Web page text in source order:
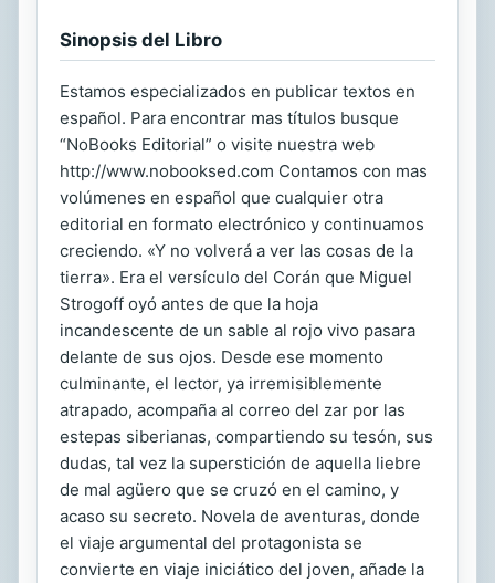
Sinopsis del Libro
Estamos especializados en publicar textos en
español. Para encontrar mas títulos busque
“NoBooks Editorial” o visite nuestra web
http://www.nobooksed.com Contamos con mas
volúmenes en español que cualquier otra
editorial en formato electrónico y continuamos
creciendo. «Y no volverá a ver las cosas de la
tierra». Era el versículo del Corán que Miguel
Strogoff oyó antes de que la hoja
incandescente de un sable al rojo vivo pasara
delante de sus ojos. Desde ese momento
culminante, el lector, ya irremisiblemente
atrapado, acompaña al correo del zar por las
estepas siberianas, compartiendo su tesón, sus
dudas, tal vez la superstición de aquella liebre
de mal agüero que se cruzó en el camino, y
acaso su secreto. Novela de aventuras, donde
el viaje argumental del protagonista se
convierte en viaje iniciático del joven, añade la